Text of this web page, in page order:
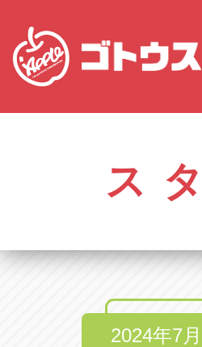
愛知県春日井
アップル春日
愛知県瀬戸市
ス
2024年7